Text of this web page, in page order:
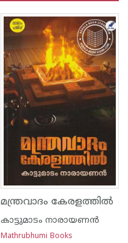
മന്ത്രവാദം കേരളത്തില്‍
കാട്ടുമാടം നാരായണന്‍
Mathrubhumi Books